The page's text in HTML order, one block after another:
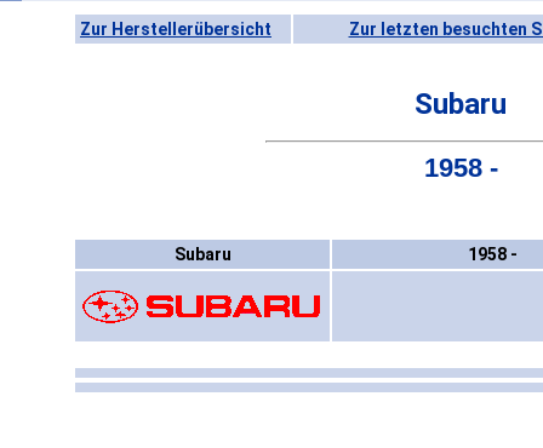
Zur Herstellerübersicht Zur letzten besuchten
Subaru
1958 -
Subaru 1958 -